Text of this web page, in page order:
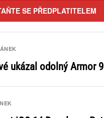
SE PŘEDPLATITELEM
ukázal odolný Armor 9